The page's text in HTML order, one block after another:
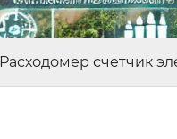
Расходомер счетчик